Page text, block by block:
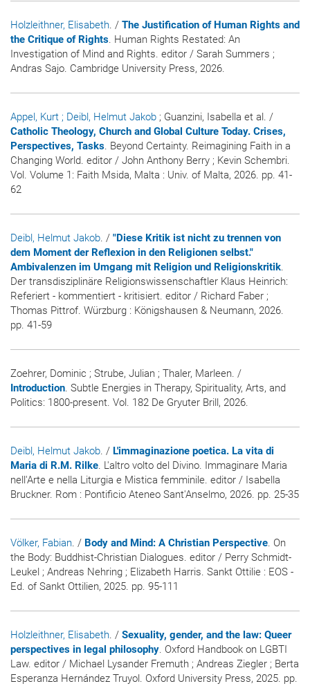
Holzleithner, Elisabeth. / The Justification of Human Rights and
the Critique of Rights. Human Rights Restated: An
Investigation of Mind and Rights. editor / Sarah Summers ;
Andras Sajo. Cambridge University Press, 2026.
Appel, Kurt ; Deibl, Helmut Jakob ; Guanzini, Isabella et al. /
Catholic Theology, Church and Global Culture Today. Crises,
Perspectives, Tasks. Beyond Certainty. Reimagining Faith in a
Changing World. editor / John Anthony Berry ; Kevin Schembri.
Vol. Volume 1: Faith Msida, Malta : Univ. of Malta, 2026. pp. 41-
62
Deibl, Helmut Jakob. / "Diese Kritik ist nicht zu trennen von
dem Moment der Reflexion in den Religionen selbst."
Ambivalenzen im Umgang mit Religion und Religionskritik.
Der transdisziplinäre Religionswissenschaftler Klaus Heinrich:
Referiert - kommentiert - kritisiert. editor / Richard Faber ;
Thomas Pittrof. Würzburg : Königshausen & Neumann, 2026.
pp. 41-59
Zoehrer, Dominic ; Strube, Julian ; Thaler, Marleen. /
Introduction. Subtle Energies in Therapy, Spirituality, Arts, and
Politics: 1800-present. Vol. 182 De Gryuter Brill, 2026.
Deibl, Helmut Jakob. / L'immaginazione poetica. La vita di
Maria di R.M. Rilke. L'altro volto del Divino. Immaginare Maria
nell'Arte e nella Liturgia e Mistica femminile. editor / Isabella
Bruckner. Rom : Pontificio Ateneo Sant'Anselmo, 2026. pp. 25-35
Völker, Fabian. / Body and Mind: A Christian Perspective. On
the Body: Buddhist-Christian Dialogues. editor / Perry Schmidt-
Leukel ; Andreas Nehring ; Elizabeth Harris. Sankt Ottilie : EOS -
Ed. of Sankt Ottilien, 2025. pp. 95-111
Holzleithner, Elisabeth. / Sexuality, gender, and the law: Queer
perspectives in legal philosophy. Oxford Handbook on LGBTI
Law. editor / Michael Lysander Fremuth ; Andreas Ziegler ; Berta
Esperanza Hernández Truyol. Oxford University Press, 2025. pp.